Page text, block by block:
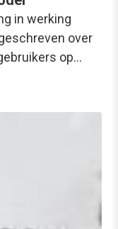
in werking
over
op…